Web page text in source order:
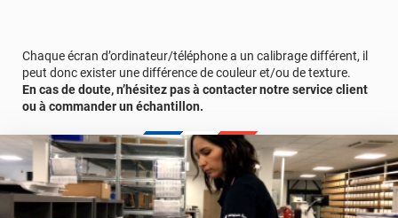
Obtenez plus d'informations sur l'effet visuel
Chaque écran d’ordinateur/téléphone a un calibrage différent, il
peut donc exister une différence de couleur et/ou de texture.
En cas de doute, n’hésitez pas à contacter notre service client
ou à commander un échantillon.